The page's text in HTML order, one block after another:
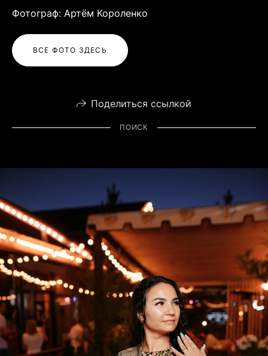
Фотограф: Артём Короленко
ВСЕ ФОТО ЗДЕСЬ
Поделиться ссылкой
ПОИСК